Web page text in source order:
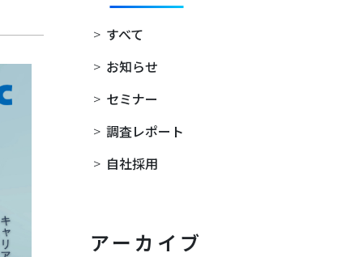
> すべて
> お知らせ
> セミナー
> 調査レポート
> 自社採用
アーカイブ